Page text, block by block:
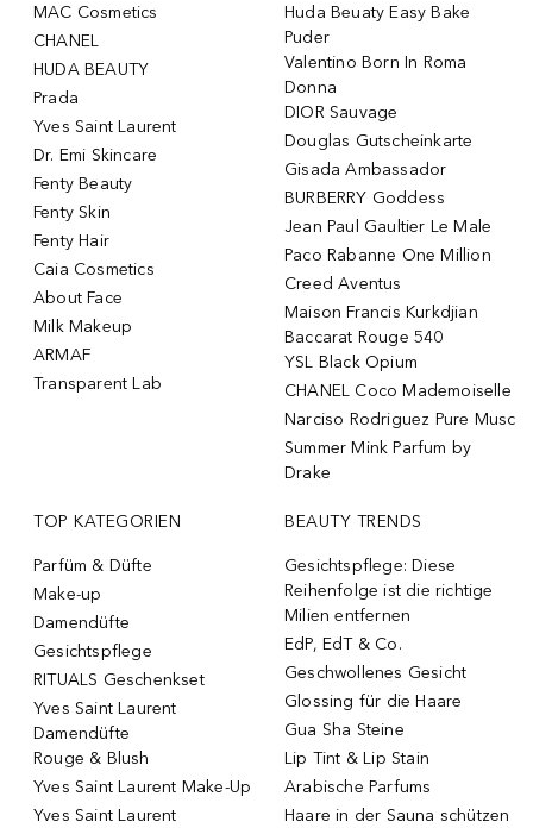
MAC Cosmetics
CHANEL
HUDA BEAUTY
Prada
Yves Saint Laurent
Dr. Emi Skincare
Fenty Beauty
Fenty Skin
Fenty Hair
Caia Cosmetics
About Face
Milk Makeup
ARMAF
Transparent Lab
Huda Beuaty Easy Bake
Puder
Valentino Born In Roma
Donna
DIOR Sauvage
Douglas Gutscheinkarte
Gisada Ambassador
BURBERRY Goddess
Jean Paul Gaultier Le Male
Paco Rabanne One Million
Creed Aventus
Maison Francis Kurkdjian
Baccarat Rouge 540
YSL Black Opium
CHANEL Coco Mademoiselle
Narciso Rodriguez Pure Musc
Summer Mink Parfum by
Drake
TOP KATEGORIEN
Parfüm & Düfte
Make-up
Damendüfte
Gesichtspflege
RITUALS Geschenkset
Yves Saint Laurent
Damendüfte
Rouge & Blush
Yves Saint Laurent Make-Up
Yves Saint Laurent
BEAUTY TRENDS
Gesichtspflege: Diese
Reihenfolge ist die richtige
Milien entfernen
EdP, EdT & Co.
Geschwollenes Gesicht
Glossing für die Haare
Gua Sha Steine
Lip Tint & Lip Stain
Arabische Parfums
Haare in der Sauna schützen